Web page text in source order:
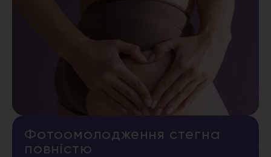
Фотоомолодження стегна
повністю